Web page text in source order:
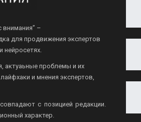
внимания” –
для продвижения экспертов
нейросетях.
актуаьные проблемы и их
и мнения экспертов,
с позицией редакции.
характер.